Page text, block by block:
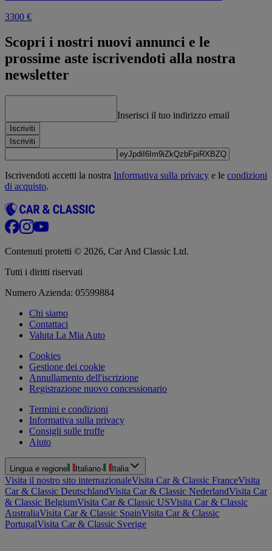
3300 €
Scopri i nostri nuovi annunci e le
prossime aste iscrivendoti alla nostra
newsletter
Inserisci il tuo indirizzo email
Iscriviti
Iscriviti
Iscrivendoti accetti la nostra Informativa sulla privacy e le condizioni
di acquisto.
Contenuti protetti © 2026, Car And Classic Ltd.
Tutti i diritti riservati
Numero Azienda: 05599884
Chi siamo
Contattaci
Valuta La Mia Auto
Cookies
Gestione dei cookie
Annullamento dell'iscrizione
Registrazione nuovo concessionario
Termini e condizioni
Informativa sulla privacy
Consigli sulle truffe
Aiuto
Lingua e regione Italiano· Italia
Visita il nostro sito internazionaleVisita Car & Classic FranceVisita
Car & Classic DeutschlandVisita Car & Classic NederlandVisita Car
& Classic BelgiumVisita Car & Classic USVisita Car & Classic
AustraliaVisita Car & Classic SpainVisita Car & Classic
PortugalVisita Car & Classic Sverige